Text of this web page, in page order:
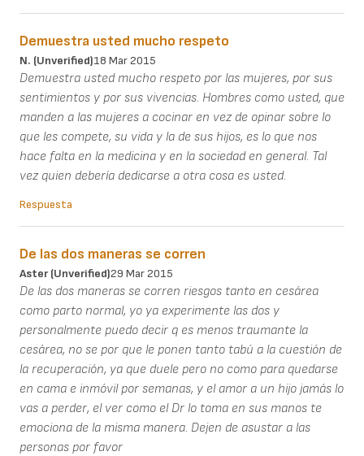
Demuestra usted mucho respeto
N. (unverified)18 Mar 2015
Demuestra usted mucho respeto por las mujeres, por sus
sentimientos y por sus vivencias. Hombres como usted, que
manden a las mujeres a cocinar en vez de opinar sobre lo
que les compete, su vida y la de sus hijos, es lo que nos
hace falta en la medicina y en la sociedad en general. Tal
vez quien debería dedicarse a otra cosa es usted.
Respuesta
De las dos maneras se corren
Aster (unverified)29 Mar 2015
De las dos maneras se corren riesgos tanto en cesárea
como parto normal, yo ya experimente las dos y
personalmente puedo decir q es menos traumante la
cesárea, no se por que le ponen tanto tabú a la cuestión de
la recuperación, ya que duele pero no como para quedarse
en cama e inmóvil por semanas, y el amor a un hijo jamás lo
vas a perder, el ver como el Dr lo toma en sus manos te
emociona de la misma manera. Dejen de asustar a las
personas por favor